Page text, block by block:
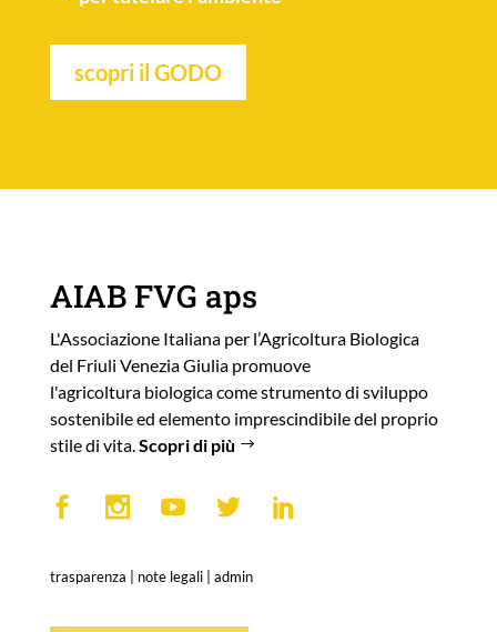
scopri il GODO
AIAB FVG aps
L'Associazione Italiana per l’Agricoltura Biologica
del Friuli Venezia Giulia promuove
l'agricoltura biologica come strumento di sviluppo
sostenibile ed elemento imprescindibile del proprio
stile di vita. Scopri di più
trasparenza note legali| admin